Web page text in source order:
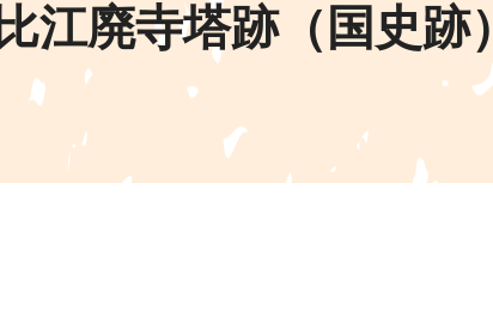
比江廃寺塔跡（国史跡）